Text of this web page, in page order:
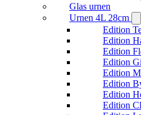
Glas urnen
Urnen 4L 28cm
Edition
Edition
Edition
Edition
Edition
Edition
Edition
Edition